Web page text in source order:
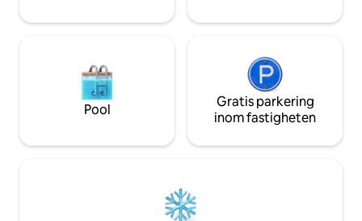
Pool
Gratis parkering
inom fastigheten